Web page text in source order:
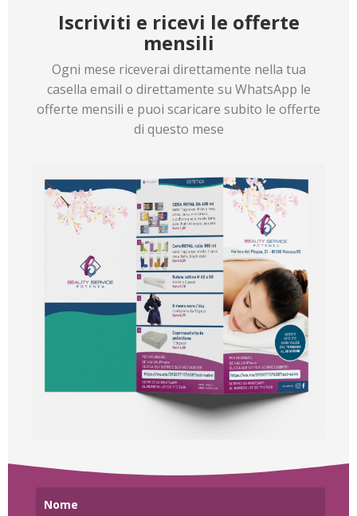
Iscriviti e ricevi le offerte
mensili
Ogni mese riceverai direttamente nella tua
casella email o direttamente su WhatsApp le
offerte mensili e puoi scaricare subito le offerte
di questo mese